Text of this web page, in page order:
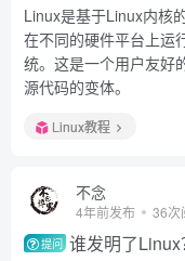
Linux是基于Linux内核
在不同的硬件平台上运
统。这是一个用户友好
源代码的变体。
Linux教程
不念
4年前发布 36次
提问 谁发明了Linux